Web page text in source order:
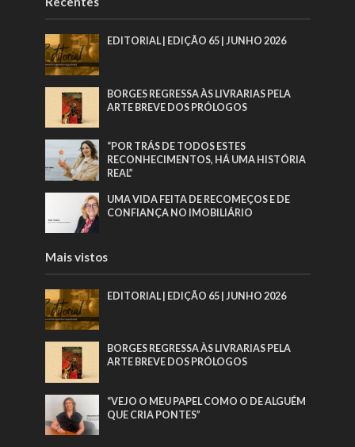
EDITORIAL | EDIÇÃO 65 | JUNHO 2026
BORGES REGRESSA ÀS LIVRARIAS PELA
ARTE BREVE DOS PRÓLOGOS
“POR TRÁS DE TODOS ESTES
RECONHECIMENTOS, HÁ UMA HISTÓRIA
REAL”
UMA VIDA FEITA DE RECOMEÇOS E DE
CONFIANÇA NO IMOBILIÁRIO
Mais vistos
EDITORIAL | EDIÇÃO 65 | JUNHO 2026
BORGES REGRESSA ÀS LIVRARIAS PELA
ARTE BREVE DOS PRÓLOGOS
“VEJO O MEU PAPEL COMO O DE ALGUÉM
QUE CRIA PONTES”